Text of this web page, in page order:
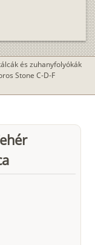
és zuhanyfolyókák
Stone C-D-F